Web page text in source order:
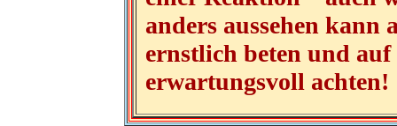
anders aussehen kann
ernstlich beten und
erwartungsvoll achten!